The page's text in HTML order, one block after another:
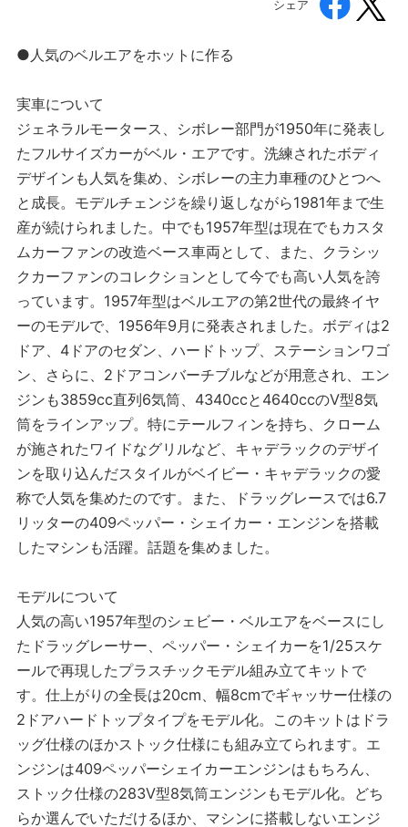
シェア
●人気のベルエアをホットに作る
実車について
ジェネラルモータース、シボレー部門が1950年に発表し
たフルサイズカーがベル・エアです。洗練されたボディ
デザインも人気を集め、シボレーの主力車種のひとつへ
と成長。モデルチェンジを繰り返しながら1981年まで生
産が続けられました。中でも1957年型は現在でもカスタ
ムカーファンの改造ベース車両として、また、クラシッ
クカーファンのコレクションとして今でも高い人気を誇
っています。1957年型はベルエアの第2世代の最終イヤ
ーのモデルで、1956年9月に発表されました。ボディは2
ドア、4ドアのセダン、ハードトップ、ステーションワゴ
ン、さらに、2ドアコンバーチブルなどが用意され、エン
ジンも3859cc直列6気筒、4340ccと4640ccのV型8気
筒をラインアップ。特にテールフィンを持ち、クローム
が施されたワイドなグリルなど、キャデラックのデザイ
ンを取り込んだスタイルがベイビー・キャデラックの愛
称で人気を集めたのです。また、ドラッグレースでは6.7
リッターの409ペッパー・シェイカー・エンジンを搭載
したマシンも活躍。話題を集めました。
モデルについて
人気の高い1957年型のシェビー・ベルエアをベースにし
たドラッグレーサー、ペッパー・シェイカーを1/25スケ
ールで再現したプラスチックモデル組み立てキットで
す。仕上がりの全長は20cm、幅8cmでギャッサー仕様の
2ドアハードトップタイプをモデル化。このキットはドラ
ッグ仕様のほかストック仕様にも組み立てられます。エ
ンジンは409ペッパーシェイカーエンジンはもちろん、
ストック仕様の283V型8気筒エンジンもモデル化。どち
らか選んでいただけるほか、マシンに搭載しないエンジ